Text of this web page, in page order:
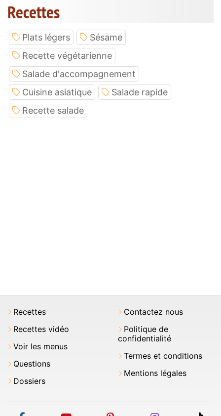
Recettes
Plats légers
Sésame
Recette végétarienne
Salade d'accompagnement
Cuisine asiatique
Salade rapide
Recette salade
Recettes
Recettes vidéo
Voir les menus
Questions
Dossiers
Contactez nous
Politique de
confidentialité
Termes et conditions
Mentions légales